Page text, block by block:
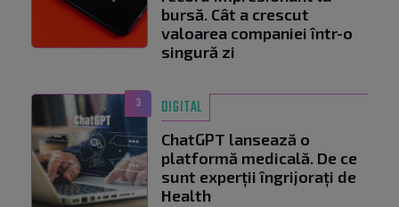
bursă. Cât a crescut
valoarea companiei într-o
singură zi
3 DIGITAL
ChatGPT lansează o
platformă medicală. De ce
sunt experții îngrijorați de
Health